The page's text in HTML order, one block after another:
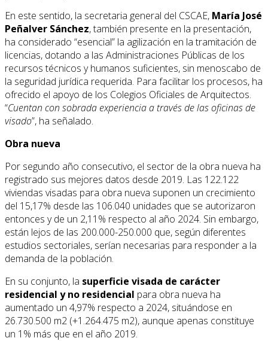
En este sentido, la secretaria general del CSCAE, María José
Peñalver Sánchez, también presente en la presentación,
ha considerado “esencial” la agilización en la tramitación de
licencias, dotando a las Administraciones Públicas de los
recursos técnicos y humanos suficientes, sin menoscabo de
la seguridad jurídica requerida. Para facilitar los procesos, ha
ofrecido el apoyo de los Colegios Oficiales de Arquitectos.
“Cuentan con sobrada experiencia a través de las oficinas de
visado”, ha señalado.
Obra nueva
Por segundo año consecutivo, el sector de la obra nueva ha
registrado sus mejores datos desde 2019. Las 122.122
viviendas visadas para obra nueva suponen un crecimiento
del 15,17% desde las 106.040 unidades que se autorizaron
entonces y de un 2,11% respecto al año 2024. Sin embargo,
están lejos de las 200.000-250.000 que, según diferentes
estudios sectoriales, serían necesarias para responder a la
demanda de la población.
En su conjunto, la superficie visada de carácter
residencial y no residencial para obra nueva ha
aumentado un 4,97% respecto a 2024, situándose en
26.730.500 m2 (+1.264.475 m2), aunque apenas constituye
un 1% más que en el año 2019.